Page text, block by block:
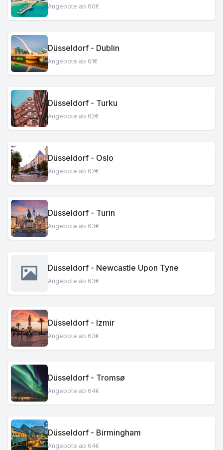
Angebote ab 60€
Düsseldorf - Dublin
Angebote ab 61€
Düsseldorf - Turku
Angebote ab 62€
Düsseldorf - Oslo
Angebote ab 62€
Düsseldorf - Turin
Angebote ab 63€
Düsseldorf - Newcastle Upon Tyne
Angebote ab 63€
Düsseldorf - Izmir
Angebote ab 63€
Düsseldorf - Tromsø
Angebote ab 64€
Düsseldorf - Birmingham
Angebote ab 64€